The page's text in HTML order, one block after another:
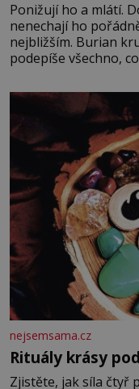
Ponižují ho a mlátí.
nenechají ho
nejbližším. Burian
podepíše všechno,
fyzický ani
chce být knězem a
nejsemsama.cz
Rituály krásy
Zjistěte, jak síla čtyř